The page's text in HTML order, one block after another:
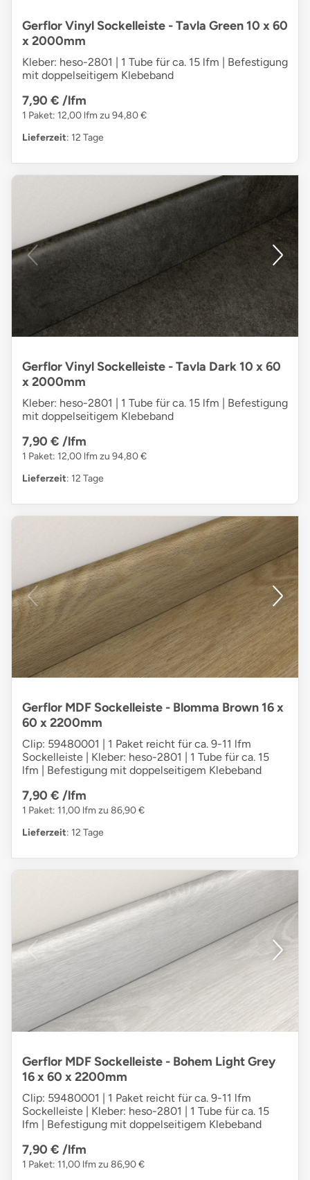
Gerflor Vinyl Sockelleiste - Tavla Green 10 x 60
x 2000mm
Kleber: heso-2801 | 1 Tube für ca. 15 lfm | Befestigung
mit doppelseitigem Klebeband
7,90 € /lfm
1 Paket: 12,00 lfm zu 94,80 €
Lieferzeit: 12 Tage
Gerflor Vinyl Sockelleiste - Tavla Dark 10 x 60
x 2000mm
Kleber: heso-2801 | 1 Tube für ca. 15 lfm | Befestigung
mit doppelseitigem Klebeband
7,90 € /lfm
1 Paket: 12,00 lfm zu 94,80 €
Lieferzeit: 12 Tage
Gerflor MDF Sockelleiste - Blomma Brown 16 x
60 x 2200mm
Clip: 59480001 | 1 Paket reicht für ca. 9-11 lfm
Sockelleiste | Kleber: heso-2801 | 1 Tube für ca. 15
lfm | Befestigung mit doppelseitigem Klebeband
7,90 € /lfm
1 Paket: 11,00 lfm zu 86,90 €
Lieferzeit: 12 Tage
Gerflor MDF Sockelleiste - Bohem Light Grey
16 x 60 x 2200mm
Clip: 59480001 | 1 Paket reicht für ca. 9-11 lfm
Sockelleiste | Kleber: heso-2801 | 1 Tube für ca. 15
lfm | Befestigung mit doppelseitigem Klebeband
7,90 € /lfm
1 Paket: 11,00 lfm zu 86,90 €